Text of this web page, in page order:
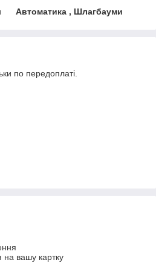
Автоматика , Шлагбауми
по передоплаті.
на вашу картку